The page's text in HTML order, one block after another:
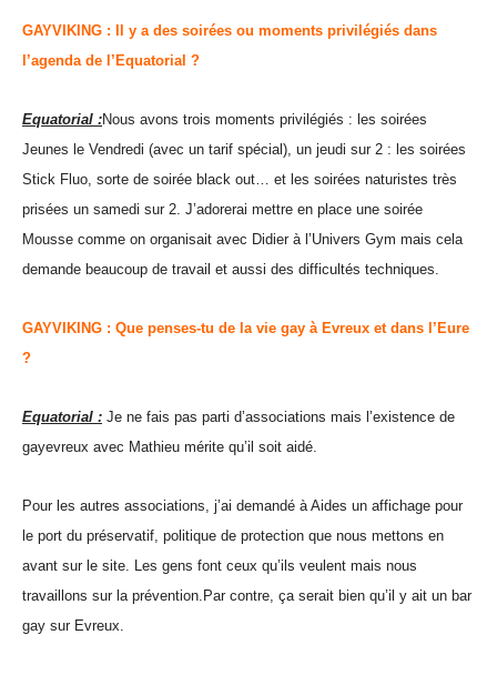
GAYVIKING : Il y a des soirées ou moments privilégiés dans
l’agenda de l’Equatorial ?
Equatorial :Nous avons trois moments privilégiés : les soirées
Jeunes le Vendredi (avec un tarif spécial), un jeudi sur 2 : les soirées
Stick Fluo, sorte de soirée black out… et les soirées naturistes très
prisées un samedi sur 2. J’adorerai mettre en place une soirée
Mousse comme on organisait avec Didier à l’Univers Gym mais cela
demande beaucoup de travail et aussi des difficultés techniques.
GAYVIKING : Que penses-tu de la vie gay à Evreux et dans l’Eure
?
Equatorial : Je ne fais pas parti d’associations mais l’existence de
gayevreux avec Mathieu mérite qu’il soit aidé.
Pour les autres associations, j’ai demandé à Aides un affichage pour
le port du préservatif, politique de protection que nous mettons en
avant sur le site. Les gens font ceux qu’ils veulent mais nous
travaillons sur la prévention.Par contre, ça serait bien qu’il y ait un bar
gay sur Evreux.